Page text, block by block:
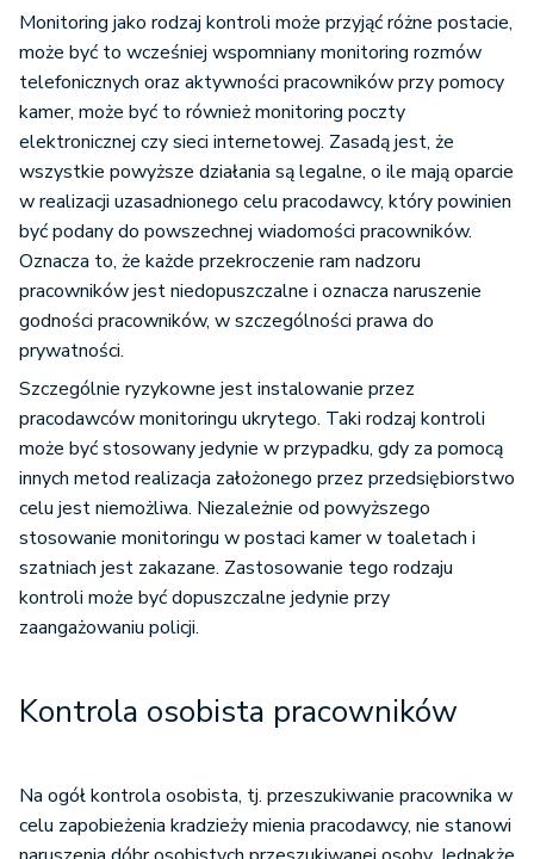
Monitoring jako rodzaj kontroli może przyjąć różne postacie,
może być to wcześniej wspomniany monitoring rozmów
telefonicznych oraz aktywności pracowników przy pomocy
kamer, może być to również monitoring poczty
elektronicznej czy sieci internetowej. Zasadą jest, że
wszystkie powyższe działania są legalne, o ile mają oparcie
w realizacji uzasadnionego celu pracodawcy, który powinien
być podany do powszechnej wiadomości pracowników.
Oznacza to, że każde przekroczenie ram nadzoru
pracowników jest niedopuszczalne i oznacza naruszenie
godności pracowników, w szczególności prawa do
prywatności.
Szczególnie ryzykowne jest instalowanie przez
pracodawców monitoringu ukrytego. Taki rodzaj kontroli
może być stosowany jedynie w przypadku, gdy za pomocą
innych metod realizacja założonego przez przedsiębiorstwo
celu jest niemożliwa. Niezależnie od powyższego
stosowanie monitoringu w postaci kamer w toaletach i
szatniach jest zakazane. Zastosowanie tego rodzaju
kontroli może być dopuszczalne jedynie przy
zaangażowaniu policji.
Kontrola osobista pracowników
Na ogół kontrola osobista, tj. przeszukiwanie pracownika w
celu zapobieżenia kradzieży mienia pracodawcy, nie stanowi